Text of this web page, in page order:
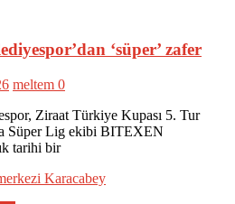
‘süper’ zafer
meltem 0
Ziraat Türkiye Kupası 5. Tur
Süper Lig ekibi BITEXEN
tarihi bir